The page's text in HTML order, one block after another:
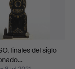
finales del siglo